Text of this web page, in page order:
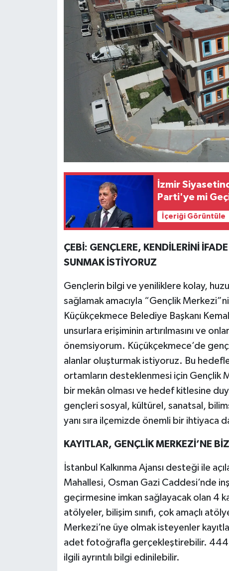
İzmir
Parti'ye mi
İçeriği Görüntüle
ÇEBİ: GENÇLERE, KENDİLERİNİ
SUNMAK İSTİYORUZ
Gençlerin bilgi ve yeniliklere kolay,
sağlamak amacıyla “Gençlik
Küçükçekmece Belediye Başkanı
unsurlara erişiminin artırılmasını ve
önemsiyorum. Küçükçekmece’de
alanlar oluşturmak istiyoruz. Bu
ortamların desteklenmesi için
bir mekân olması ve hedef kitlesine
gençleri sosyal, kültürel, sanatsal,
yanı sıra ilçemizde önemli bir ihtiyaca
KAYITLAR, GENÇLİK MERKEZİ’NE
İstanbul Kalkınma Ajansı desteği ile
Mahallesi, Osman Gazi Caddesi’nde
geçirmesine imkan sağlayacak olan 4
atölyeler, bilişim sınıfı, çok amaçlı
Merkezi’ne üye olmak isteyenler
adet fotoğrafla gerçekleştirebilir.
ilgili ayrıntılı bilgi edinilebilir.